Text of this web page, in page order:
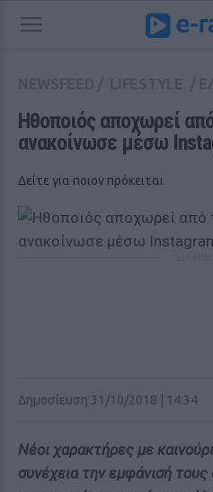
Ηθοποιός αποχωρεί
ανακοίνωσε μέσω
Δείτε για ποιον πρόκειται
Δημοσίευση 31/10/2018 | 14:34
Νέοι χαρακτήρες με
συνέχεια την εμφάνισή